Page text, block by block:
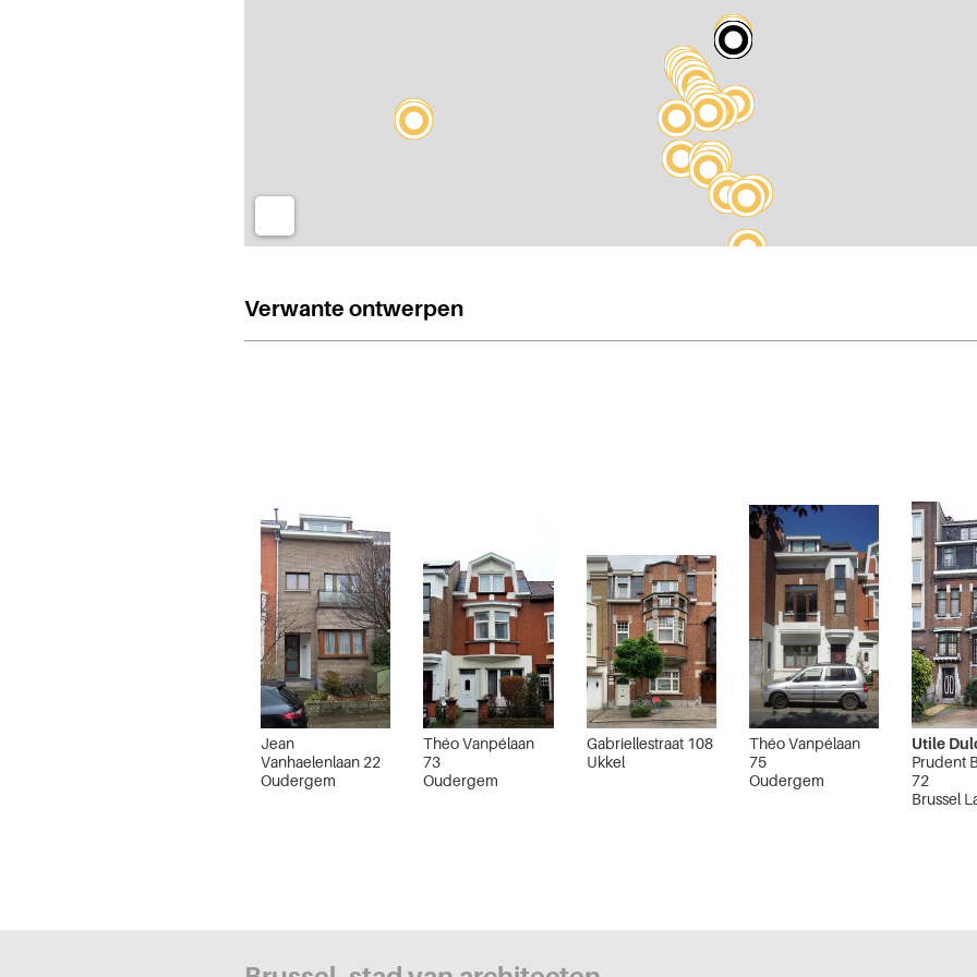
Verwante ontwerpen
Jean
Vanhaelenlaan 22
Oudergem
Théo Vanpélaan
73
Oudergem
Gabriellestraat 108
Ukkel
Théo Vanpélaan
75
Oudergem
Utile
Prudent
72
Brussel